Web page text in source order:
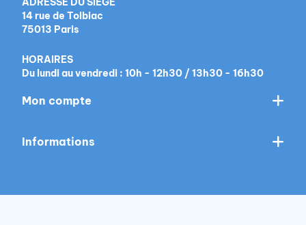
14 rue de Tolbiac
75013 Paris
HORAIRES
Du lundi au vendredi : 10h - 12h30 / 13h30 - 16h30
Mon compte
Informations